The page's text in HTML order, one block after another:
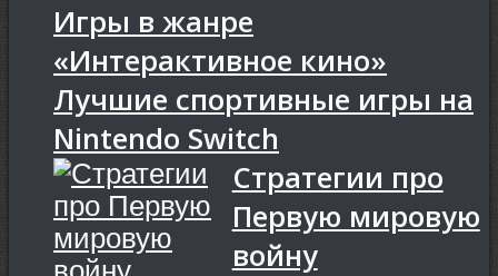
Игры в жанре
«Интерактивное кино»
Лучшие спортивные игры на
Nintendo Switch
Стратегии про
Первую мировую
войну